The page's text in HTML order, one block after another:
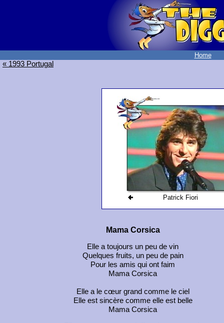
Home
« 1993 Portugal
Patrick Fiori
Mama Corsica
Elle a toujours un peu de vin
Quelques fruits, un peu de pain
Pour les amis qui ont faim
Mama Corsica
Elle a le cœur grand comme le ciel
Elle est sincère comme elle est belle
Mama Corsica